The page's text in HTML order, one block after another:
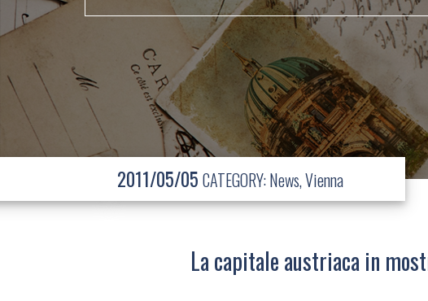
2011/05/05CATEGORY:News,Vienna
La capitale austriaca in